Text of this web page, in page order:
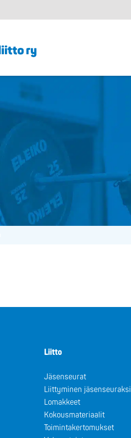
Liitto
Jäsenseurat
Liittyminen jäsenseuraksi
Lomakkeet
Kokousmateriaalit
Toimintakertomukset